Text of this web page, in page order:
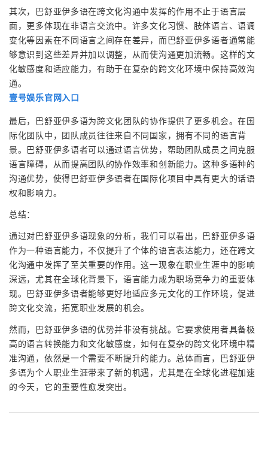
其次，巴舒亚伊多语在跨文化沟通中发挥的作用不止于语言层
面，更多体现在非语言交流中。许多文化习惯、肢体语言、语调
变化等因素在不同语言之间存在差异，而巴舒亚伊多语者通常能
够意识到这些差异并加以调整，从而使沟通更加流畅。这样的文
化敏感度和适应能力，有助于在复杂的跨文化环境中保持高效沟
通。
壹号娱乐官网入口
最后，巴舒亚伊多语为跨文化团队的协作提供了更多机会。在国
际化团队中，团队成员往往来自不同国家，拥有不同的语言背
景。巴舒亚伊多语者可以通过语言优势，帮助团队成员之间克服
语言障碍，从而提高团队的协作效率和创新能力。这种多语种的
沟通优势，使得巴舒亚伊多语者在国际化项目中具有更大的话语
权和影响力。
总结：
通过对巴舒亚伊多语现象的分析，我们可以看出，巴舒亚伊多语
作为一种语言能力，不仅提升了个体的语言表达能力，还在跨文
化沟通中发挥了至关重要的作用。这一现象在职业生涯中的影响
深远，尤其在全球化背景下，语言能力成为职场竞争力的重要体
现。巴舒亚伊多语者能够更好地适应多元文化的工作环境，促进
跨文化交流，拓宽职业发展的机会。
然而，巴舒亚伊多语的优势并非没有挑战。它要求使用者具备极
高的语言转换能力和文化敏感度，如何在复杂的跨文化环境中精
准沟通，依然是一个需要不断提升的能力。总体而言，巴舒亚伊
多语为个人职业生涯带来了新的机遇，尤其是在全球化进程加速
的今天，它的重要性愈发突出。